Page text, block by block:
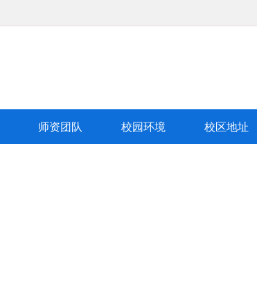
师资团队 校园环境 校区地址